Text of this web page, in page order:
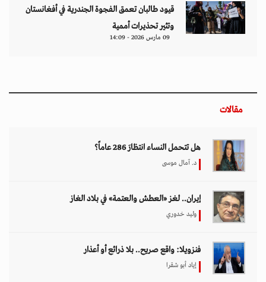
قيود طالبان تعمق الفجوة الجندرية في أفغانستان
وتثير تحذيرات أممية
09 مارس 2026 - 14:09
مقالات
هل تتحمل النساء انتظارَ 286 عاماً؟
د. آمال موسى
إيران.. لغز «العطش والعتمة» في بلاد الغاز
وليد خدوري
فنزويلا: واقع صريح.. بلا ذرائع أو أعذار
إياد أبو شقرا